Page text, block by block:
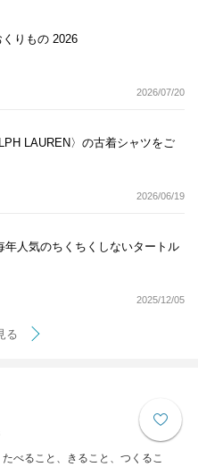
りもの 2026
2026/07/20
LAUREN〉の古着シャツをご
2026/06/19
人気のちくちくしないタートル
2025/12/05
る
たべること、きること、つくるこ